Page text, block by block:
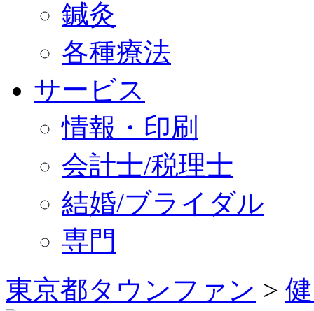
鍼灸
各種療法
サービス
情報・印刷
会計士/税理士
結婚/ブライダル
専門
東京都タウンファン >